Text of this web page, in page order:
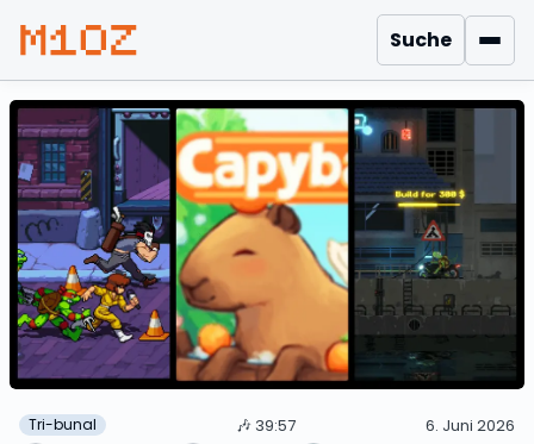
Suche
Tri-bunal 🎶 39:57 6. Juni 2026